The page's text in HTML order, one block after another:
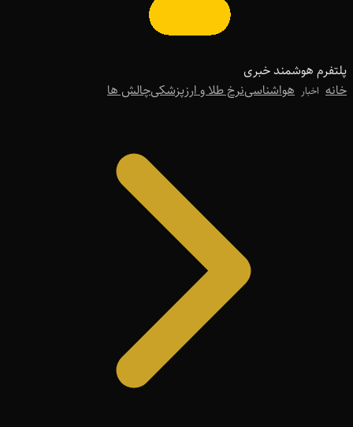
پلتفرم هوشمند خبری
خانه اخبار هواشناسینرخ طلا و ارزپزشکیچالش ها